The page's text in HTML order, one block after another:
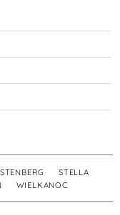
,STELLA
WIELKANOC